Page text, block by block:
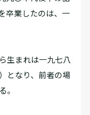
卒業したのは、一
生まれは一九七八
となり、前者の場
。